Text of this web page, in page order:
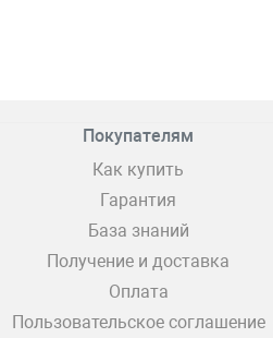
Покупателям
Как купить
Гарантия
База знаний
Получение и доставка
Оплата
Пользовательское соглашение